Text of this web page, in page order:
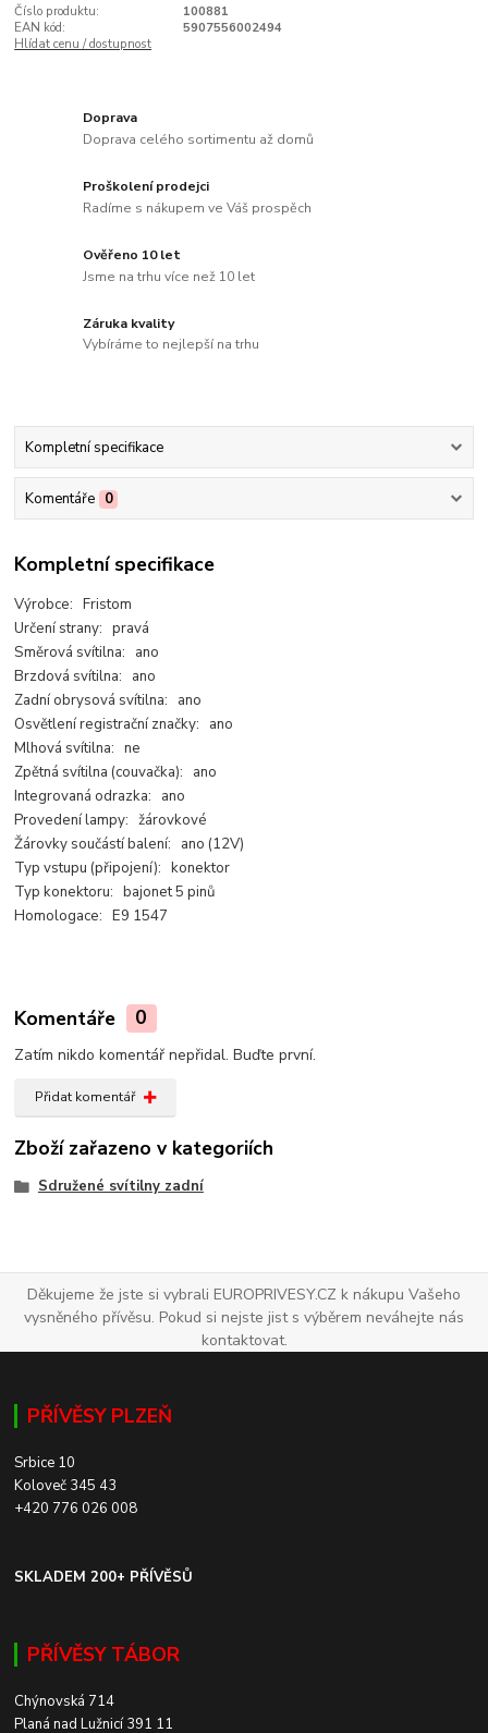
Číslo produktu:
100881
EAN kód:
5907556002494
Hlídat cenu / dostupnost
Doprava
Doprava celého sortimentu až domů
Proškolení prodejci
Radíme s nákupem ve Váš prospěch
Ověřeno 10 let
Jsme na trhu více než 10 let
Záruka kvality
Vybíráme to nejlepší na trhu
Kompletní specifikace
Komentáře 0
Kompletní specifikace
Výrobce: Fristom
Určení strany: pravá
Směrová svítilna: ano
Brzdová svítilna: ano
Zadní obrysová svítilna: ano
Osvětlení registrační značky: ano
Mlhová svítilna: ne
Zpětná svítilna (couvačka): ano
Integrovaná odrazka: ano
Provedení lampy: žárovkové
Žárovky součástí balení: ano (12V)
Typ vstupu (připojení): konektor
Typ konektoru: bajonet 5 pinů
Homologace: E9 1547
Komentáře 0
Zatím nikdo komentář nepřidal. Buďte první.
Přidat komentář
Zboží zařazeno v kategoriích
Sdružené svítilny zadní
Děkujeme že jste si vybrali EUROPRIVESY.CZ k nákupu Vašeho
vysněného přívěsu. Pokud si nejste jist s výběrem neváhejte nás
kontaktovat.
PŘÍVĚSY PLZEŇ
Srbice 10
Koloveč 345 43
+420 776 026 008
SKLADEM 200+ PŘÍVĚSŮ
PŘÍVĚSY TÁBOR
Chýnovská 714
Planá nad Lužnicí 391 11